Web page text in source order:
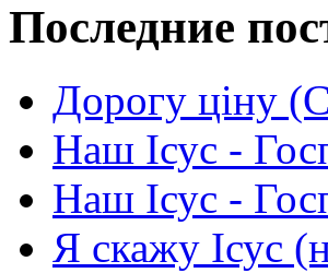
Последние
Дорогу ціну
Наш Ісус -
Наш Ісус -
Я скажу Ісус